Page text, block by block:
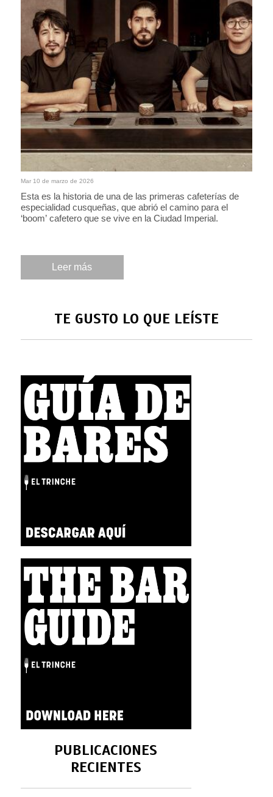
Mar 10 de marzo de 2026
Esta es la historia de una de las primeras cafeterías de
especialidad cusqueñas, que abrió el camino para el
‘boom’ cafetero que se vive en la Ciudad Imperial.
Leer más
TE GUSTO LO QUE LEÍSTE
PUBLICACIONES
RECIENTES